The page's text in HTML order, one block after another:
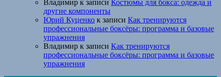
Владимир к записи Костюмы для бокса: одежда и
другие компоненты
Юрий Куценко к записи Как тренируются
профессиональные боксёры: программа и базовые
упражнения
Владимир к записи Как тренируются
профессиональные боксёры: программа и базовые
упражнения